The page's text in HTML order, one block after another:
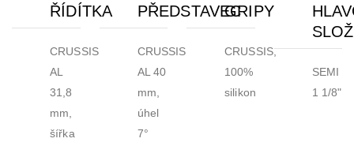
ŘÍDÍTKA
CRUSSIS
AL
31,8
mm,
šířka
PŘEDSTAVEC
CRUSSIS
AL 40
mm,
úhel
7°
GRIPY
CRUSSIS,
100%
silikon
SEMI
1 1/8"